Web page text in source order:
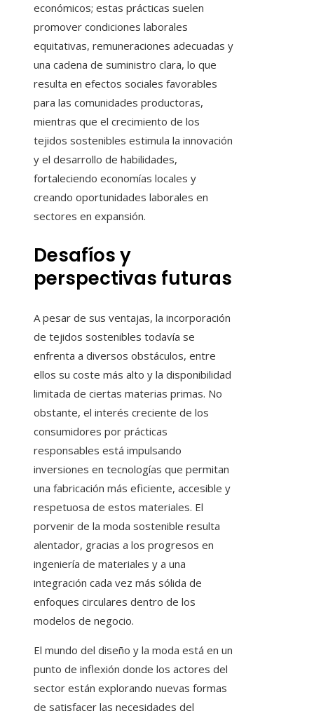
económicos; estas prácticas suelen
promover condiciones laborales
equitativas, remuneraciones adecuadas y
una cadena de suministro clara, lo que
resulta en efectos sociales favorables
para las comunidades productoras,
mientras que el crecimiento de los
tejidos sostenibles estimula la innovación
y el desarrollo de habilidades,
fortaleciendo economías locales y
creando oportunidades laborales en
sectores en expansión.
Desafíos y
perspectivas futuras
A pesar de sus ventajas, la incorporación
de tejidos sostenibles todavía se
enfrenta a diversos obstáculos, entre
ellos su coste más alto y la disponibilidad
limitada de ciertas materias primas. No
obstante, el interés creciente de los
consumidores por prácticas
responsables está impulsando
inversiones en tecnologías que permitan
una fabricación más eficiente, accesible y
respetuosa de estos materiales. El
porvenir de la moda sostenible resulta
alentador, gracias a los progresos en
ingeniería de materiales y a una
integración cada vez más sólida de
enfoques circulares dentro de los
modelos de negocio.
El mundo del diseño y la moda está en un
punto de inflexión donde los actores del
sector están explorando nuevas formas
de satisfacer las necesidades del